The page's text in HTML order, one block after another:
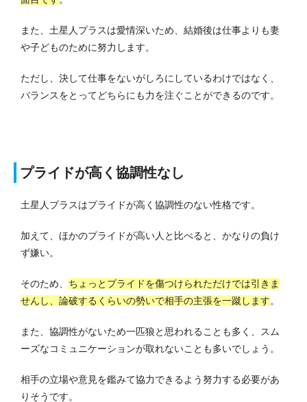
また、土星人プラスは愛情深いため、結婚後は仕事よりも妻
や子どものために努力します。
ただし、決して仕事をないがしろにしているわけではなく、
バランスをとってどちらにも力を注ぐことができるのです。
プライドが高く協調性なし
土星人プラスはプライドが高く協調性のない性格です。
加えて、ほかのプライドが高い人と比べると、かなりの負け
ず嫌い。
そのため、 ちょっとプライドを傷つけられただけでは引きま
せんし、論破するくらいの勢いで相手の主張を一蹴します。
また、協調性がないため一匹狼と思われることも多く、スム
ーズなコミュニケーションが取れないことも多いでしょう。
相手の立場や意見を鑑みて協力できるよう努力する必要があ
りそうです。